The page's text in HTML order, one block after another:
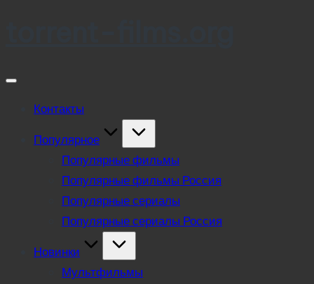
Контакты
Популярное
Популярные фильмы
Популярные фильмы Россия
Популярные сериалы
Популярные сериалы Россия
Новинки
Мультфильмы